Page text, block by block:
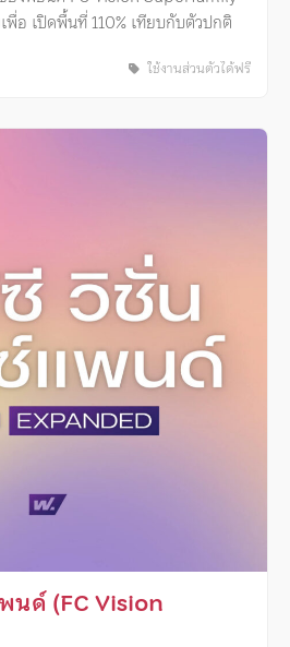
พื่อ เปิดพื้นที่ 110% เทียบกับตัวปกติ
ใช้งานส่วนตัวได้ฟรี
นด์ (FC Vision